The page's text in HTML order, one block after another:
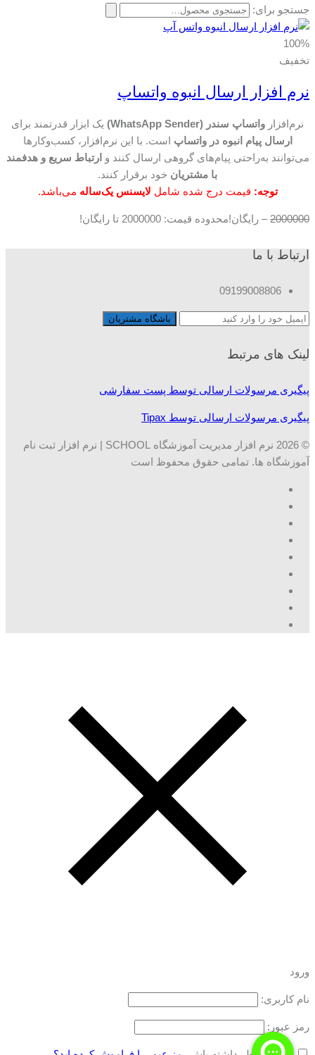
جستجو برای:
100%
تخفیف
نرم افزار ارسال انبوه واتساپ
نرم‌افزار واتساپ سندر (WhatsApp Sender)
یک ابزار قدرتمند برای
ارسال پیام انبوه در واتساپ است. با این نرم‌افزار، کسب‌وکارها
می‌توانند به‌راحتی پیام‌های گروهی ارسال کنند و ارتباط سریع و هدفمند
با مشتریان خود برقرار کنند.
توجه: قیمت درج شده شامل لایسنس یک‌ساله می‌باشد.
2000000
– رایگان!محدوده قیمت: 2000000 تا رایگان!
ارتباط با ما
09199008806
لینک های مرتبط
پیگیری مرسولات ارسالی توسط پست سفارشی
پیگیری مرسولات ارسالی توسط Tipax
© 2026 نرم افزار مدیریت آموزشگاه SCHOOL | نرم افزار ثبت نام
آموزشگاه ها. تمامی حقوق محفوظ است
ورود
نام کاربری:
رمز عبور: